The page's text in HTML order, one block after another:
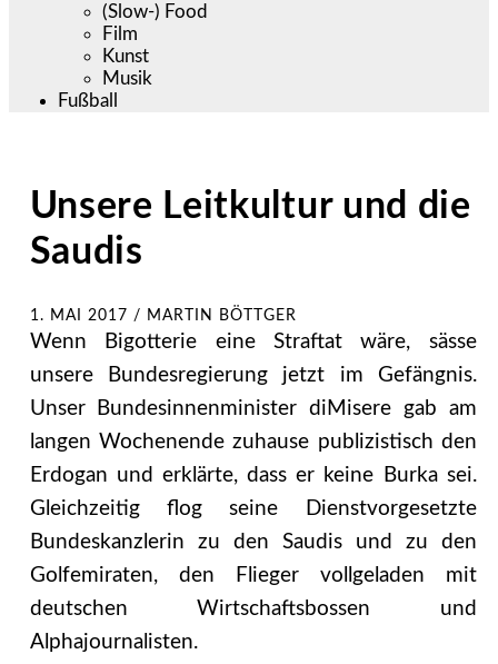
(Slow-) Food
Film
Kunst
Musik
Fußball
Unsere Leitkultur und die
Saudis
1. MAI 2017 / MARTIN BÖTTGER
Wenn Bigotterie eine Straftat wäre, sässe
unsere Bundesregierung jetzt im Gefängnis.
Unser Bundesinnenminister diMisere gab am
langen Wochenende zuhause publizistisch den
Erdogan und erklärte, dass er keine Burka sei.
Gleichzeitig flog seine Dienstvorgesetzte
Bundeskanzlerin zu den Saudis und zu den
Golfemiraten, den Flieger vollgeladen mit
deutschen Wirtschaftsbossen und
Alphajournalisten.